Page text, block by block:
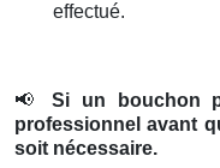
effectué.
📢
Si un bouchon
professionnel avant
soit nécessaire.